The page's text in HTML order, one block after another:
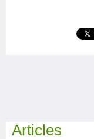
Articles